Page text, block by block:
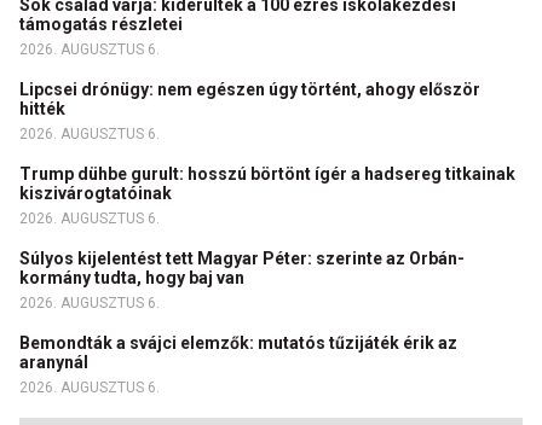
Sok család várja: kiderültek a 100 ezres iskolakezdési
támogatás részletei
2026. AUGUSZTUS 6.
Lipcsei drónügy: nem egészen úgy történt, ahogy először
hitték
2026. AUGUSZTUS 6.
Trump dühbe gurult: hosszú börtönt ígér a hadsereg titkainak
kiszivárogtatóinak
2026. AUGUSZTUS 6.
Súlyos kijelentést tett Magyar Péter: szerinte az Orbán-
kormány tudta, hogy baj van
2026. AUGUSZTUS 6.
Bemondták a svájci elemzők: mutatós tűzijáték érik az
aranynál
2026. AUGUSZTUS 6.